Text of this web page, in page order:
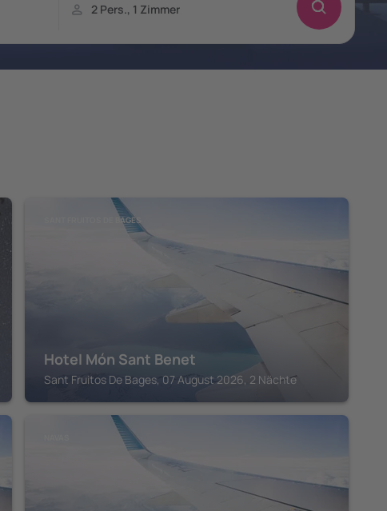
SANT FRUITOS DE BAGES
Hotel Món Sant Benet
Sant Fruitos De Bages, 07 August 2026, 2 Nächte